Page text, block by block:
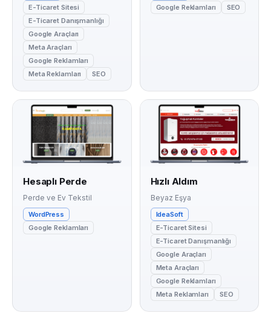
E-Ticaret Sitesi
E-Ticaret Danışmanlığı
Google Araçları
Meta Araçları
Google Reklamları
Meta Reklamları
SEO
Google Reklamları
SEO
Hesaplı Perde
Perde ve Ev Tekstil
WordPress
Google Reklamları
Hızlı Aldım
Beyaz Eşya
IdeaSoft
E-Ticaret Sitesi
E-Ticaret Danışmanlığı
Google Araçları
Meta Araçları
Google Reklamları
Meta Reklamları
SEO